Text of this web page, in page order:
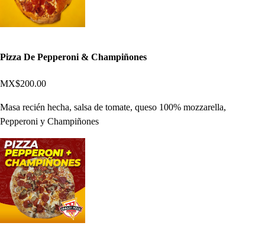
Pizza De Pepperoni & Champiñones
MX$200.00
Masa recién hecha, salsa de tomate, queso 100% mozzarella,
Pepperoni y Champiñones